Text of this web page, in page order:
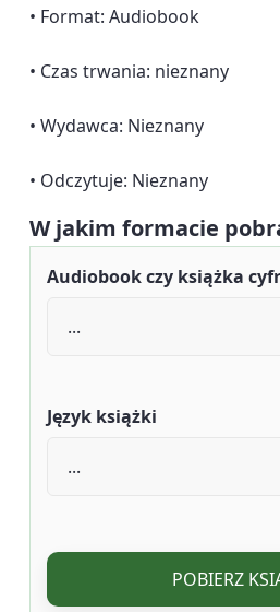
• Format: Audiobook
• Czas trwania: nieznany
• Wydawca: Nieznany
• Odczytuje: Nieznany
W jakim formacie
Audiobook czy książka
Język książki
POBIERZ